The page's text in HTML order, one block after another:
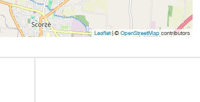
Leaflet| ©OpenStreetMap contributors